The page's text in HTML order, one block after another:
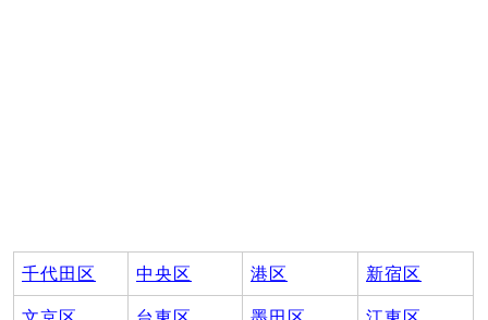
千代田区 中央区 港区 新宿区